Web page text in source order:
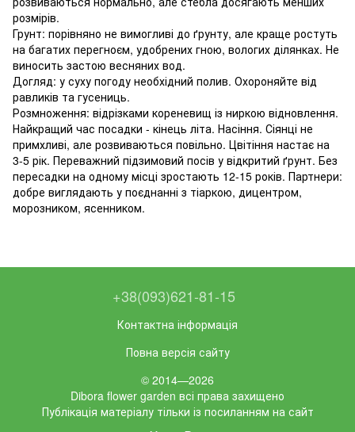
розмірів.
Грунт: порівняно не вимогливі до ґрунту, але краще ростуть
на багатих перегноєм, удобрених гною, вологих ділянках. Не
виносить застою весняних вод.
Догляд: у суху погоду необхідний полив. Охороняйте від
равликів та гусениць.
Розмноження: відрізками кореневищ із ниркою відновлення.
Найкращий час посадки - кінець літа. Насіння. Сіянці не
примхливі, але розвиваються повільно. Цвітіння настає на
3-5 рік. Переважний підзимовий посів у відкритий ґрунт. Без
пересадки на одному місці зростають 12-15 років. Партнери:
добре виглядають у поєднанні з тіаркою, дицентром,
морозником, ясенником.
+38(093)621-81-15
Контактна інформація
Повна версія сайту
© 2014—2026
Dibora flower garden всі права захищено
Публікація матеріалу тільки із посиланням на сайт